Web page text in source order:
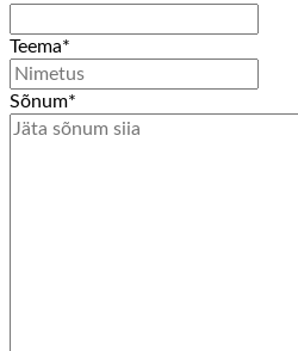
Teema*
Sõnum*